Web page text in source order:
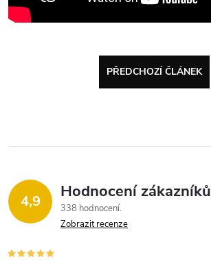
PŘEDCHOZÍ ČLÁNEK
4,9 Hodnocení zákazníků
338 hodnocení
Zobrazit recenze